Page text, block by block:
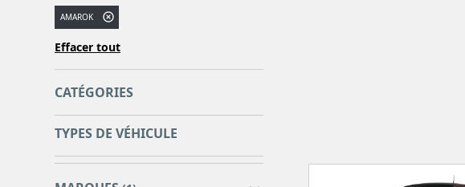
AMAROK
Effacer tout
CATÉGORIES
TYPES DE VÉHICULE